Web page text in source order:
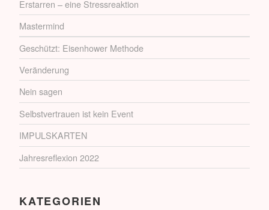
Erstarren – eine Stressreaktion
Mastermind
Geschützt: Eisenhower Methode
Veränderung
Nein sagen
Selbstvertrauen ist kein Event
IMPULSKARTEN
Jahresreflexion 2022
KATEGORIEN